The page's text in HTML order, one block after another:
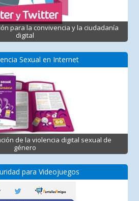
para la convivencia y la ciudadanía
digital
Sexual en Internet
de la violencia digital sexual de
género
para Videojuegos